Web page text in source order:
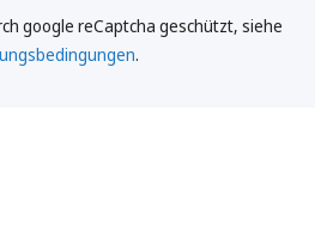
google reCaptcha geschützt, siehe
.